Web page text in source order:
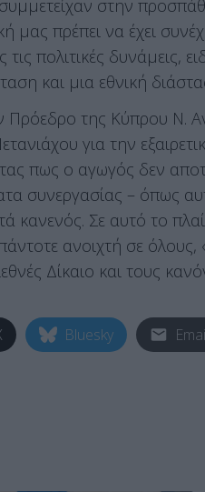
στην
μας πρέπει να έχει
πολιτικές δυνάμεις,
και μια εθνική
Πρόεδρο της Κύπρου Ν.
για την
πως ο αγωγός δεν
συνεργασίας – όπως
κανενός. Σε αυτό το
ανοιχτή σε
Δίκαιο και τους
Bluesky